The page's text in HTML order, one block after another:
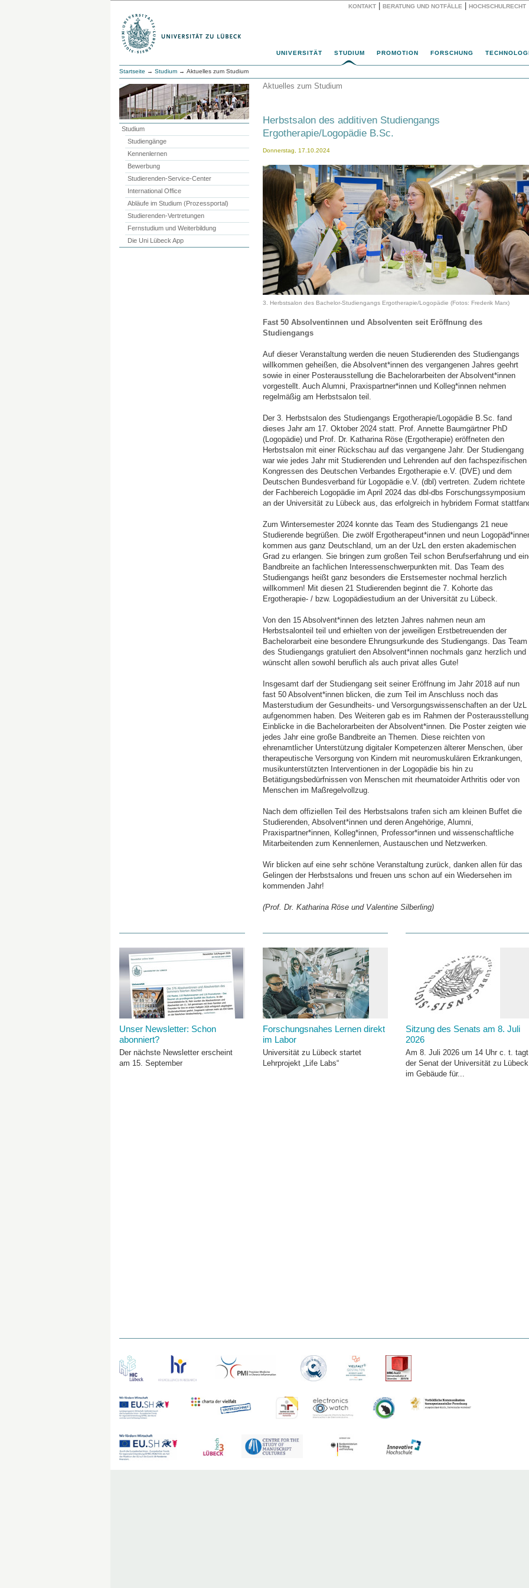
KONTAKT BERATUNG UND NOTFÄLLE HOCHSCHULRECHT
UNIVERSITÄT STUDIUM PROMOTION FORSCHUNG
Startseite → Studium → Aktuelles zum Studium
Studium
Studiengänge
Kennenlernen
Bewerbung
Studierenden-Service-Center
International Office
Abläufe im Studium (Prozessportal)
Studierenden-Vertretungen
Fernstudium und Weiterbildung
Die Uni Lübeck App
Aktuelles zum Studium
Herbstsalon des additiven Studiengangs
Ergotherapie/Logopädie B.Sc.
Donnerstag, 17.10.2024
3. Herbstsalon des Bachelor-Studiengangs Ergotherapie/Logopädie (Fotos: Frederik Marx)
Fast 50 Absolventinnen und Absolventen seit Eröffnung des
Studiengangs
Auf dieser Veranstaltung werden die neuen Studierenden des Studiengangs
willkommen geheißen, die Absolvent*innen des vergangenen Jahres geehrt
sowie in einer Posterausstellung die Bachelorarbeiten der Absolvent*innen
vorgestellt. Auch Alumni, Praxispartner*innen und Kolleg*innen nehmen
regelmäßig am Herbstsalon teil.
Der 3. Herbstsalon des Studiengangs Ergotherapie/Logopädie B.Sc. fand
dieses Jahr am 17. Oktober 2024 statt. Prof. Annette Baumgärtner PhD
(Logopädie) und Prof. Dr. Katharina Röse (Ergotherapie) eröffneten den
Herbstsalon mit einer Rückschau auf das vergangene Jahr. Der Studiengang
war wie jedes Jahr mit Studierenden und Lehrenden auf den fachspezifischen
Kongressen des Deutschen Verbandes Ergotherapie e.V. (DVE) und dem
Deutschen Bundesverband für Logopädie e.V. (dbl) vertreten. Zudem richtete
der Fachbereich Logopädie im April 2024 das dbl-dbs Forschungssymposium
an der Universität zu Lübeck aus, das erfolgreich in hybridem Format
Zum Wintersemester 2024 konnte das Team des Studiengangs 21 neue
Studierende begrüßen. Die zwölf Ergotherapeut*innen und neun
kommen aus ganz Deutschland, um an der UzL den ersten akademischen
Grad zu erlangen. Sie bringen zum großen Teil schon Berufserfahrung und
Bandbreite an fachlichen Interessenschwerpunkten mit. Das Team des
Studiengangs heißt ganz besonders die Erstsemester nochmal herzlich
willkommen! Mit diesen 21 Studierenden beginnt die 7. Kohorte das
Ergotherapie- / bzw. Logopädiestudium an der Universität zu Lübeck.
Von den 15 Absolvent*innen des letzten Jahres nahmen neun am
Herbstsalonteil teil und erhielten von der jeweiligen Erstbetreuenden der
Bachelorarbeit eine besondere Ehrungsurkunde des Studiengangs. Das Team
des Studiengangs gratuliert den Absolvent*innen nochmals ganz herzlich und
wünscht allen sowohl beruflich als auch privat alles Gute!
Insgesamt darf der Studiengang seit seiner Eröffnung im Jahr 2018 auf nun
fast 50 Absolvent*innen blicken, die zum Teil im Anschluss noch das
Masterstudium der Gesundheits- und Versorgungswissenschaften an der UzL
aufgenommen haben. Des Weiteren gab es im Rahmen der Posterausstellung
Einblicke in die Bachelorarbeiten der Absolvent*innen. Die Poster zeigten wie
jedes Jahr eine große Bandbreite an Themen. Diese reichten von
ehrenamtlicher Unterstützung digitaler Kompetenzen älterer Menschen, über
therapeutische Versorgung von Kindern mit neuromuskulären Erkrankungen,
musikunterstützten Interventionen in der Logopädie bis hin zu
Betätigungsbedürfnissen von Menschen mit rheumatoider Arthritis oder von
Menschen im Maßregelvollzug.
Nach dem offiziellen Teil des Herbstsalons trafen sich am kleinen Buffet die
Studierenden, Absolvent*innen und deren Angehörige, Alumni,
Praxispartner*innen, Kolleg*innen, Professor*innen und wissenschaftliche
Mitarbeitenden zum Kennenlernen, Austauschen und Netzwerken.
Wir blicken auf eine sehr schöne Veranstaltung zurück, danken allen für das
Gelingen der Herbstsalons und freuen uns schon auf ein Wiedersehen im
kommenden Jahr!
(Prof. Dr. Katharina Röse und Valentine Silberling)
Unser Newsletter: Schon
abonniert?
Der nächste Newsletter erscheint
am 15. September
Forschungsnahes Lernen direkt
im Labor
Universität zu Lübeck startet
Lehrprojekt „Life Labs“
Sitzung des Senats am 8. Juli
2026
Am 8. Juli 2026 um 14 Uhr c. t. tagt
der Senat der Universität zu Lübeck
im Gebäude für...